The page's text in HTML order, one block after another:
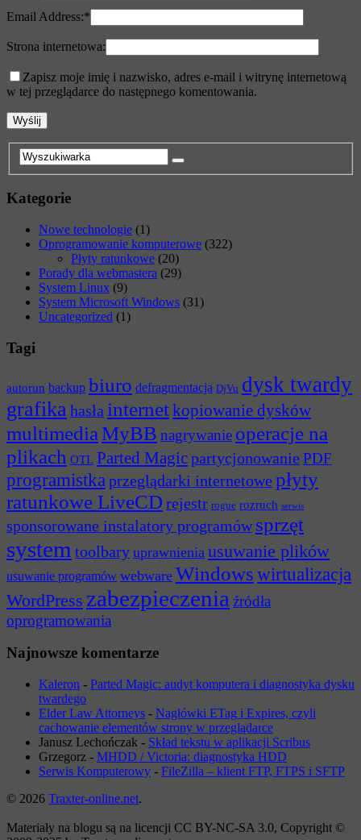
Email Address:*
Strona internetowa:
Zapisz moje imię i nazwisko, adres e-mail i witrynę internetową
w tej przeglądarce do następnego komentowania.
Kategorie
Nowe technologie (1)
Oprogramowanie komputerowe (322)
Płyty ratunkowe (20)
Porady dla webmastera (29)
System Linux (9)
System Microsoft Windows (31)
Uncategorized (1)
Tagi
autorun backup biuro defragmentacja DjVu dysk twardy
grafika hasła internetkopiowanie dysków
multimediaMyBB nagrywanie operacje na
plikach OTL Parted Magicpartycjonowanie PDF
programistka przeglądarki internetowe płyty
ratunkowe LiveCD rejestr rogue rozruch serwis
sponsorowane instalatory programów sprzęt
system toolbary uprawnienia usuwanie plików
usuwanie programów webware Windowswirtualizacja
WordPress zabezpieczenia źródła
oprogramowania
Najnowsze komentarze
Kaleron - Parted Magic: audyt komputera i diagnostyka dysku
twardego
Elder Law Attorneys - Nagłówki ETag i Expires, czyli
cachowanie elementów strony w przeglądarce
Janusz Lechończak - Skład tekstu w aplikacji Scribus
Grzegorz - MHDD / Victoria: diagnostyka HDD
Serwis Komputerowy - FileZilla – klient FTP, FTPS i SFTP
© 2026 Traxter-online.net.
Materiały na blogu są na licencji CC BY-NC-SA 3.0, Copyright ©